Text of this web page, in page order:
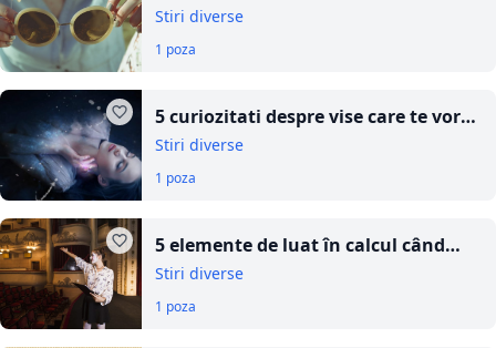
când îți cumperi ochelari de soare
Stiri diverse
1 poza
5 curiozitati despre vise care te vor
surprinde
Stiri diverse
1 poza
5 elemente de luat în calcul când
alegi un spectacol de circ: de la
artisti la atmosferă
Stiri diverse
1 poza